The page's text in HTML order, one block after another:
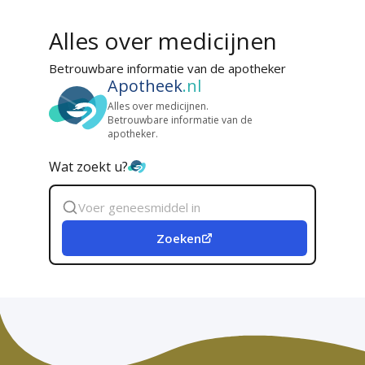
Alles over medicijnen
Betrouwbare informatie van de apotheker
Apotheek.nl
Alles over medicijnen.
Betrouwbare informatie van de
apotheker.
Wat zoekt u?
Zoek
geneesmiddel
Zoeken